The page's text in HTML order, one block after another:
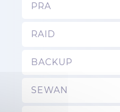
PRA
RAID
BACKUP
SEWAN